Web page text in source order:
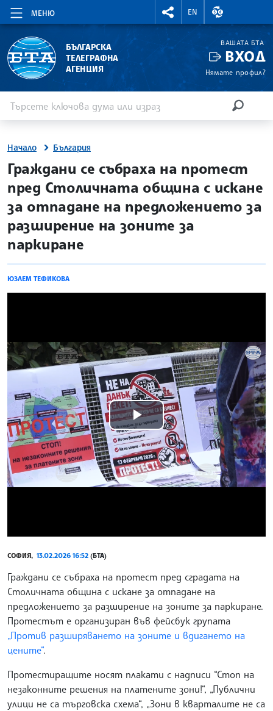
МЕНЮ
RIGHTMENU.SOCIAL
EN
ВАЛУТНИ
БЪЛГАРСКА
ТЕЛЕГРАФНА
АГЕНЦИЯ
ВАШАТА БТА
ВХОД
Нямате профил?
Начало България
site.bta
Граждани се събраха на протест
пред Столичната община с искане
за отпадане на предложението за
разширение на зоните за
паркиране
ЮЗЛЕМ ТЕФИКОВА
Play
Video
СОФИЯ, 13.02.2026 16:52 (БТА)
Граждани се събраха на протест пред сградата на
Столичната община с искане за отпадане на
предложението за разширение на зоните за паркиране.
Протестът е организиран във фейсбук групата
„Против разширяването на зоните и вдигането на
цените“.
Протестиращите носят плакати с надписи “Стоп на
незаконните решения на платените зони!“, „Публични
улици не са търговска схема“, „Зони в кварталите не са